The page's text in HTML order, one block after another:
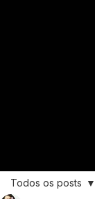
Todos os posts